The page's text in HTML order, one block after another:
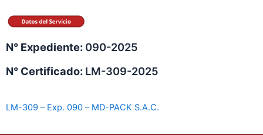
N° Expediente: 090-2025
N° Certificado: LM-309-2025
LM-309 – Exp. 090 – MD-PACK S.A.C.